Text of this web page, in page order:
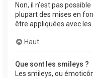
Non, il n’est pas
plupart des mises en
être appliquées avec les
Haut
Que sont les smileys ?
Les smileys, ou